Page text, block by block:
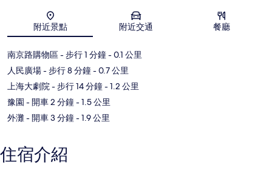
地圖
附近景點 附近交通 餐廳
南京路購物區- 步行 1 分鐘- 0.1 公里
人民廣場- 步行 8 分鐘- 0.7 公里
上海大劇院- 步行 14 分鐘- 1.2 公里
豫園 - 開車 2 分鐘- 1.5 公里
外灘- 開車 3 分鐘- 1.9 公里
住宿介紹